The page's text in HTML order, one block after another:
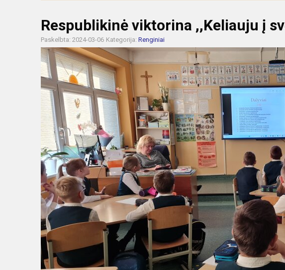
Respublikinė viktorina ,,Keliauju į
Paskelbta: 2024-03-06 Kategorija: Renginiai